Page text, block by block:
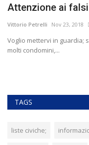
Attenzione ai
Vittorio Petrelli Nov 23, 2018
Voglio mettervi in guardia;
molti condomini,...
TAGS
liste civiche;